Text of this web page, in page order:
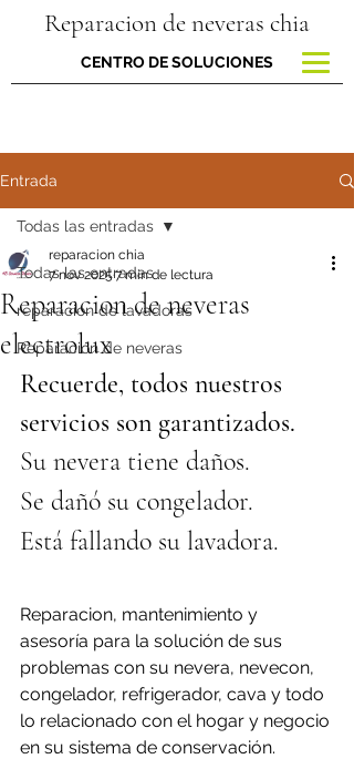
Reparacion de neveras chia
CENTRO DE SOLUCIONES
Entrada
Todas las entradas
reparacion de lavadoras
Reparación de neveras
Todas las entradas
Reparacion de neveras
electrolux
reparacion chia
7 nov 20257 min de lectura
Recuerde, todos nuestros
servicios son garantizados.
Su nevera tiene daños.
Se dañó su congelador.
Está fallando su lavadora.
Reparacion, mantenimiento y
asesoría para la solución de sus
problemas con su nevera, nevecon,
congelador, refrigerador, cava y todo
lo relacionado con el hogar y negocio
en su sistema de conservación.